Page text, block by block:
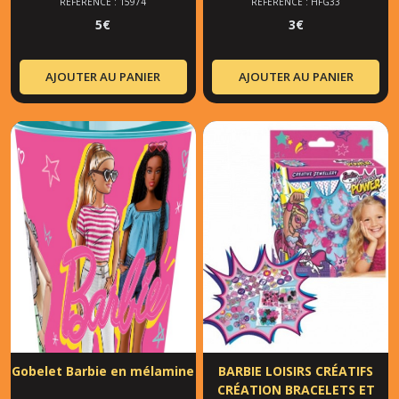
5€
AJOUTER AU PANIER
3€
AJOUTER AU PANIER
Gobelet Barbie en mélamine
BARBIE LOISIRS CRÉATIFS
CRÉATION BRACELETS ET